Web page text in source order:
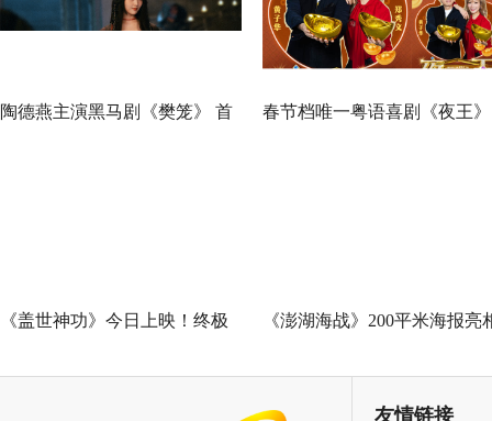
陶德燕主演黑马剧《樊笼》 首 春节档唯一粤语喜剧《夜王》
《盖世神功》今日上映！终极 《澎湖海战》200平米海报亮
友情链接